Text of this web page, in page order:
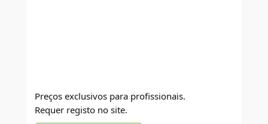
Preços exclusivos para profissionais.
Requer registo no site.